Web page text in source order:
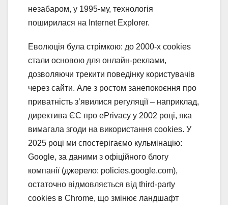
незабаром, у 1995-му, технологія
поширилася на Internet Explorer.
Еволюція була стрімкою: до 2000-х cookies
стали основою для онлайн-реклами,
дозволяючи трекити поведінку користувачів
через сайти. Але з ростом занепокоєння про
приватність з’явилися регуляції – наприклад,
директива ЄС про ePrivacy у 2002 році, яка
вимагала згоди на використання cookies. У
2025 році ми спостерігаємо кульмінацію:
Google, за даними з офіційного блогу
компанії (джерело: policies.google.com),
остаточно відмовляється від third-party
cookies в Chrome, що змінює ландшафт